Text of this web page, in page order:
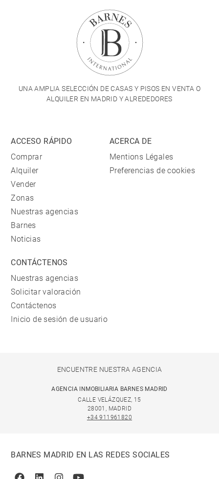
UNA AMPLIA SELECCIÓN DE CASAS Y PISOS EN VENTA O
ALQUILER EN MADRID Y ALREDEDORES
ACCESO RÁPIDO
Comprar
Alquiler
Vender
Zonas
Nuestras agencias
Barnes
Noticias
ACERCA DE
Mentions Légales
Preferencias de cookies
CONTÁCTENOS
Nuestras agencias
Solicitar valoración
Contáctenos
Inicio de sesión de usuario
ENCUENTRE NUESTRA AGENCIA
AGENCIA INMOBILIARIA BARNES MADRID
CALLE VELÁZQUEZ, 15
28001, MADRID
+34 911961820
BARNES MADRID EN LAS REDES SOCIALES